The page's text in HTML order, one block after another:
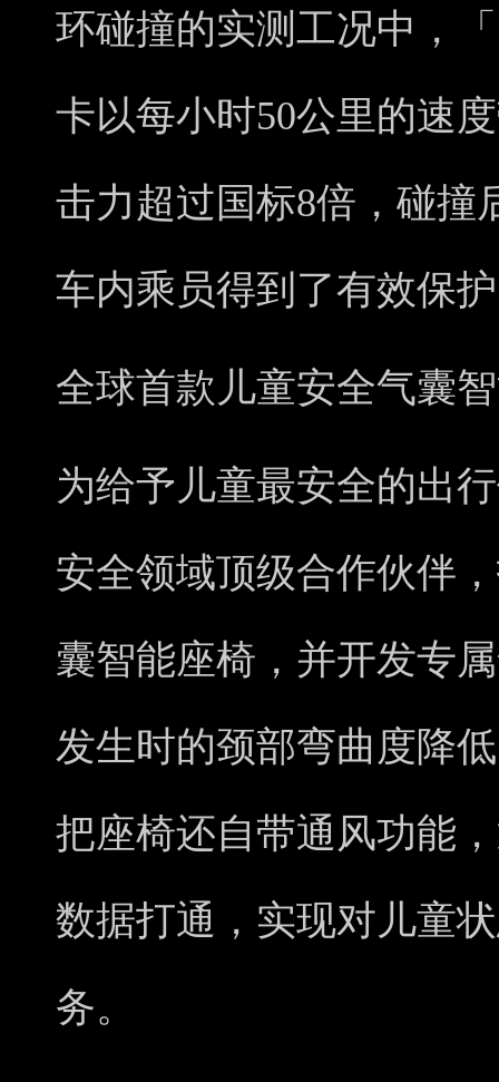
环碰撞的实测工况中，
卡以每小时50公里的速
击力超过国标8倍，碰撞
车内乘员得到了有效保
全球首款儿童安全气囊
为给予儿童最安全的出
安全领域顶级合作伙伴
囊智能座椅，并开发专
发生时的颈部弯曲度降
把座椅还自带通风功能
数据打通，实现对儿童
务。